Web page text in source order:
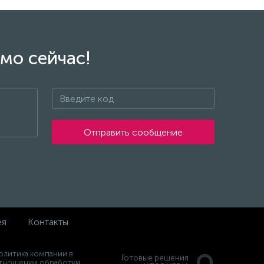
сейчас!
Отправить сообщение
Контакты
компании в
Готовые решения